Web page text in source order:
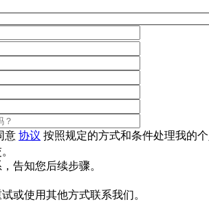
意 协议 按照规定的方式和条件处理我的
告知您后续步骤。
或使用其他方式联系我们。